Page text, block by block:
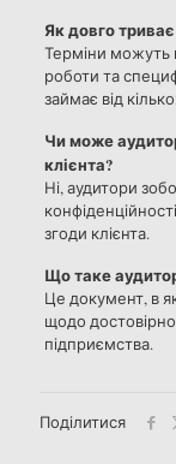
Як довго
Терміни можуть
роботи та
займає від
Чи може
клієнта?
Ні, аудитори
згоди клієнта.
Що таке
Це документ, в
щодо
підприємства.
Поділитися